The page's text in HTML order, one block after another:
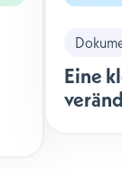
Eine